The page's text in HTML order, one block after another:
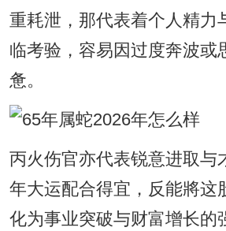
重耗泄，那代表着个人精力
临考验，容易因过度奔波或
惫。
丙火伤官亦代表锐意进取与
年大运配合得宜，反能將这
化为事业突破与财富增长的